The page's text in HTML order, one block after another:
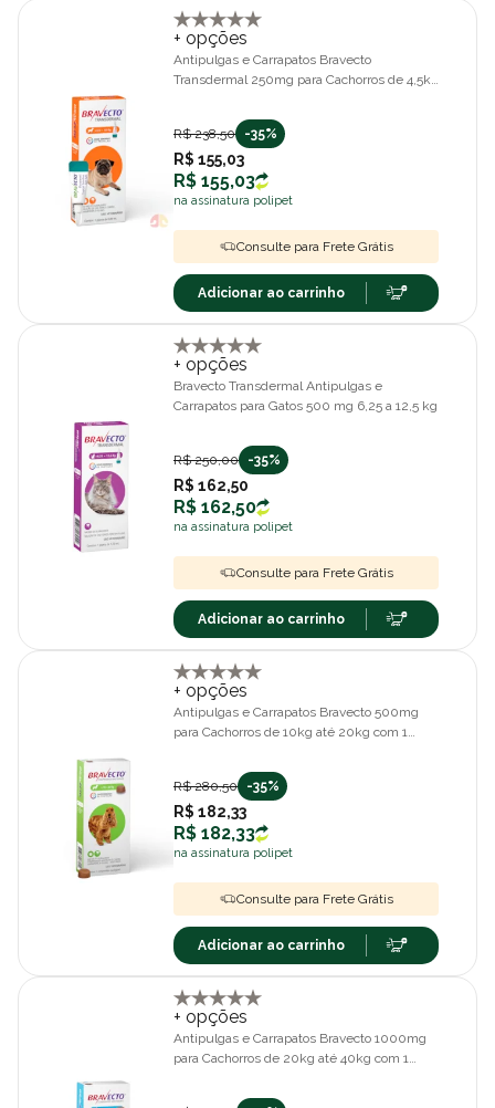
+ opções
Antipulgas e Carrapatos Bravecto
Transdermal 250mg para Cachorros de 4,5kg
R$ 238,50 -35%
R$ 155,03
R$ 155,03
na assinatura polipet
Consulte para Frete Grátis
Adicionar ao carrinho
+ opções
Bravecto Transdermal Antipulgas e
Carrapatos para Gatos 500 mg 6,25 a 12,5 kg
R$ 250,00 -35%
R$ 162,50
R$ 162,50
na assinatura polipet
Consulte para Frete Grátis
Adicionar ao carrinho
+ opções
Antipulgas e Carrapatos Bravecto 500mg
para Cachorros de 10kg até 20kg com 1
R$ 280,50 -35%
R$ 182,33
R$ 182,33
na assinatura polipet
Consulte para Frete Grátis
Adicionar ao carrinho
+ opções
Antipulgas e Carrapatos Bravecto 1000mg
para Cachorros de 20kg até 40kg com 1